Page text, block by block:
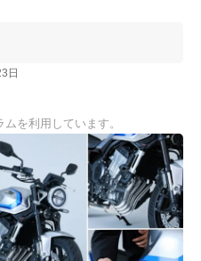
日
を利用しています。